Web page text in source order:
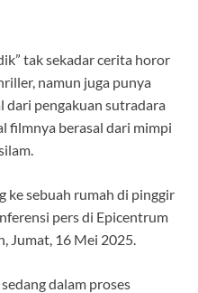
tak sekadar cerita horor
namun juga punya
dari pengakuan sutradara
filmnya berasal dari mimpi
ke sebuah rumah di pinggir
pers di Epicentrum
Jumat, 16 Mei 2025.
dalam proses